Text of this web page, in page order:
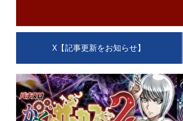
X【記事更新をお知らせ】